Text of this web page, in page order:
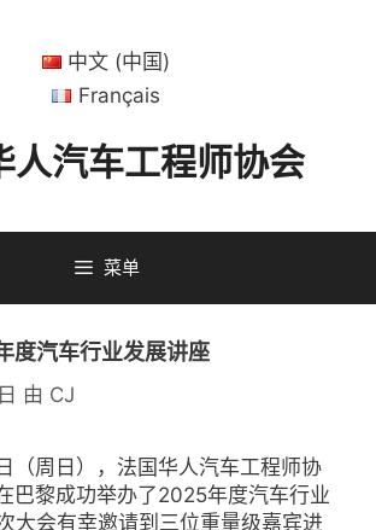
中文 (中国)
Français
人汽车工程师协会
菜单
度汽车行业发展讲座
由 CJ
（周日），法国华人汽车工程师协
巴黎成功举办了2025年度汽车行业
大会有幸邀请到三位重量级嘉宾进